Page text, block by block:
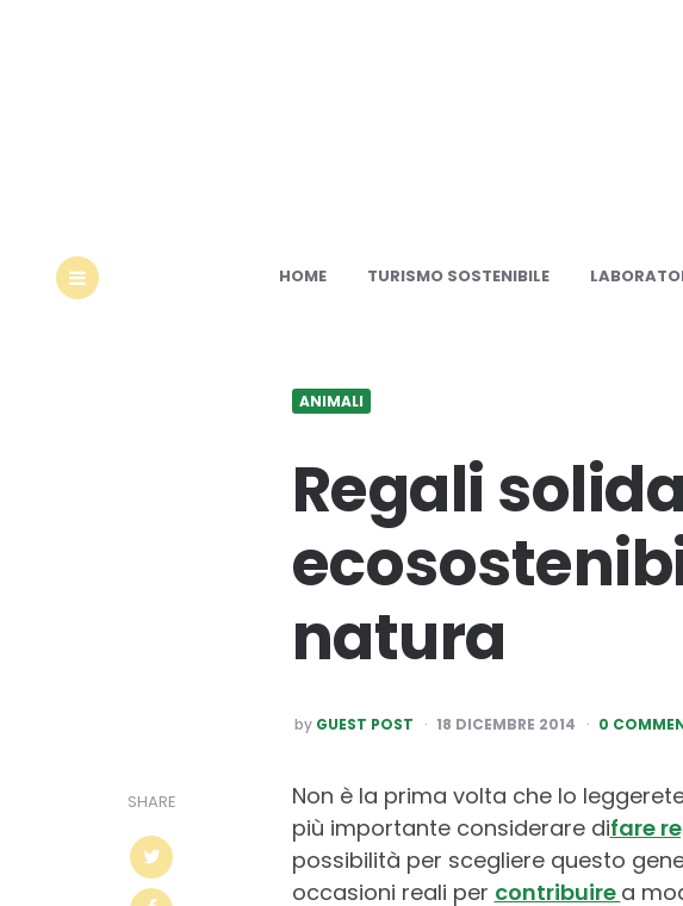
HOME TURISMO SOSTENIBILE
ANIMALI
Regali
natura
POSTED
BY
by GUEST POST 18 DICEMBRE 2014 0
SHARE
Non è la prima volta che lo
più importante considerare difare
possibilità per scegliere questo
occasioni reali per contribuire a